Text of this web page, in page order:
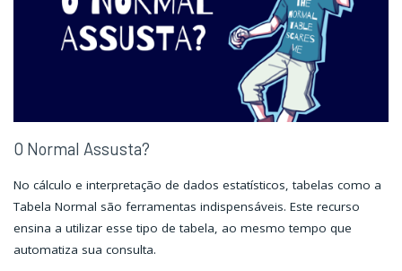
O Normal Assusta?
No cálculo e interpretação de dados estatísticos, tabelas como a
Tabela Normal são ferramentas indispensáveis. Este recurso
ensina a utilizar esse tipo de tabela, ao mesmo tempo que
automatiza sua consulta.